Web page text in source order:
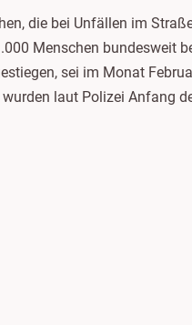
die bei Unfällen im
Menschen bundesweit
sei im Monat
laut Polizei Anfang